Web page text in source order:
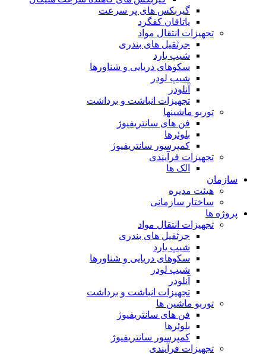
گيربكس های پر سرعت
ياتاقان كفگرد
تجهیزات انتقال مواد
جرثقیل های بندری
شیپ یارد
سکوهای دریایی و شناورها
شیپ لودر
آنلودر
تجهیزات انباشت و برداشت
توربو ماشینها
فن های سانتریفیوژ
بلوئرها
کمپرسور سانتریفیوژ
تجهیزات فرآیندی
الک ها
سازمان
هيئت مديره
ساختار سازمانی
پروژه ها
تجهيزات انتقال مواد
جرثقيل های بندری
شيپ يارد
سكوهای دريايی و شناورها
شيپ لودر
آنلودر
تجهيزات انباشت و برداشت
توربو ماشين ها
فن های سانتريفيوژ
بلوئرها
کمپرسور سانتریفیوژ
تجهیزات فرآیندی